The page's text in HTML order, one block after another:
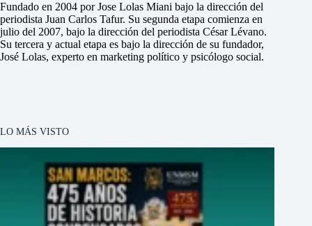
Fundado en 2004 por Jose Lolas Miani bajo la dirección del
periodista Juan Carlos Tafur. Su segunda etapa comienza en
julio del 2007, bajo la dirección del periodista César Lévano.
Su tercera y actual etapa es bajo la dirección de su fundador,
José Lolas, experto en marketing político y psicólogo social.
LO MÁS VISTO